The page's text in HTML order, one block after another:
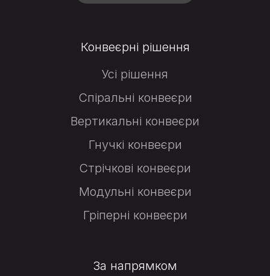
Конвеєрні рішення
Усі рішення
Спіральні конвеєри
Вертикальні конвеєри
Гнучкі конвеєри
Стрічкові конвеєри
Модульні конвеєри
Гріперні конвеєри
За напрямком